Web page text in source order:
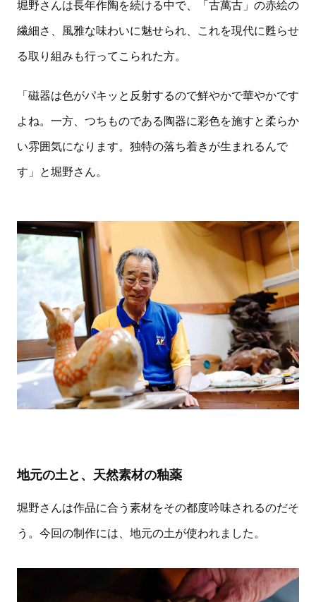
堀野さんは長年作陶を続ける中で、「古萬古」の赤絵の
繊細さ、風雅な味わいに魅せられ、これを現代に甦らせ
る取り組みも行ってこられた方。
「磁器は色がパキッと反射するので鮮やかで華やかです
よね。一方、つちものである陶器に彩色を施すと柔らか
い雰囲気になります。独特の落ち着きが生まれるんで
す」と堀野さん。
地元の土と、天然素材の釉薬
堀野さんは作品に合う素材をその都度吟味されるのだそ
う。今回の制作には、地元の土が使われました。